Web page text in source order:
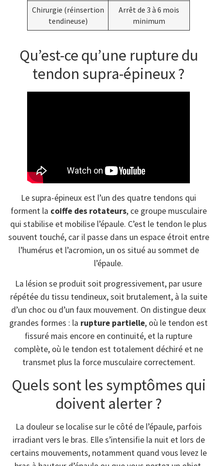
Chirurgie (réinsertion
tendineuse)
Arrêt de 3 à 6 mois
minimum
Qu’est-ce qu’une rupture du
tendon supra-épineux ?
Le supra-épineux est l’un des quatre tendons qui
forment la coiffe des rotateurs, ce groupe musculaire
qui stabilise et mobilise l’épaule. C’est le tendon le plus
souvent touché, car il passe dans un espace étroit entre
l’humérus et l’acromion, un os situé au sommet de
l’épaule.
La lésion se produit soit progressivement, par usure
répétée du tissu tendineux, soit brutalement, à la suite
d’un choc ou d’un faux mouvement. On distingue deux
grandes formes : la rupture partielle, où le tendon est
fissuré mais encore en continuité, et la rupture
complète, où le tendon est totalement déchiré et ne
transmet plus la force musculaire correctement.
Quels sont les symptômes qui
doivent alerter ?
La douleur se localise sur le côté de l’épaule, parfois
irradiant vers le bras. Elle s’intensifie la nuit et lors de
certains mouvements, notamment quand vous levez le